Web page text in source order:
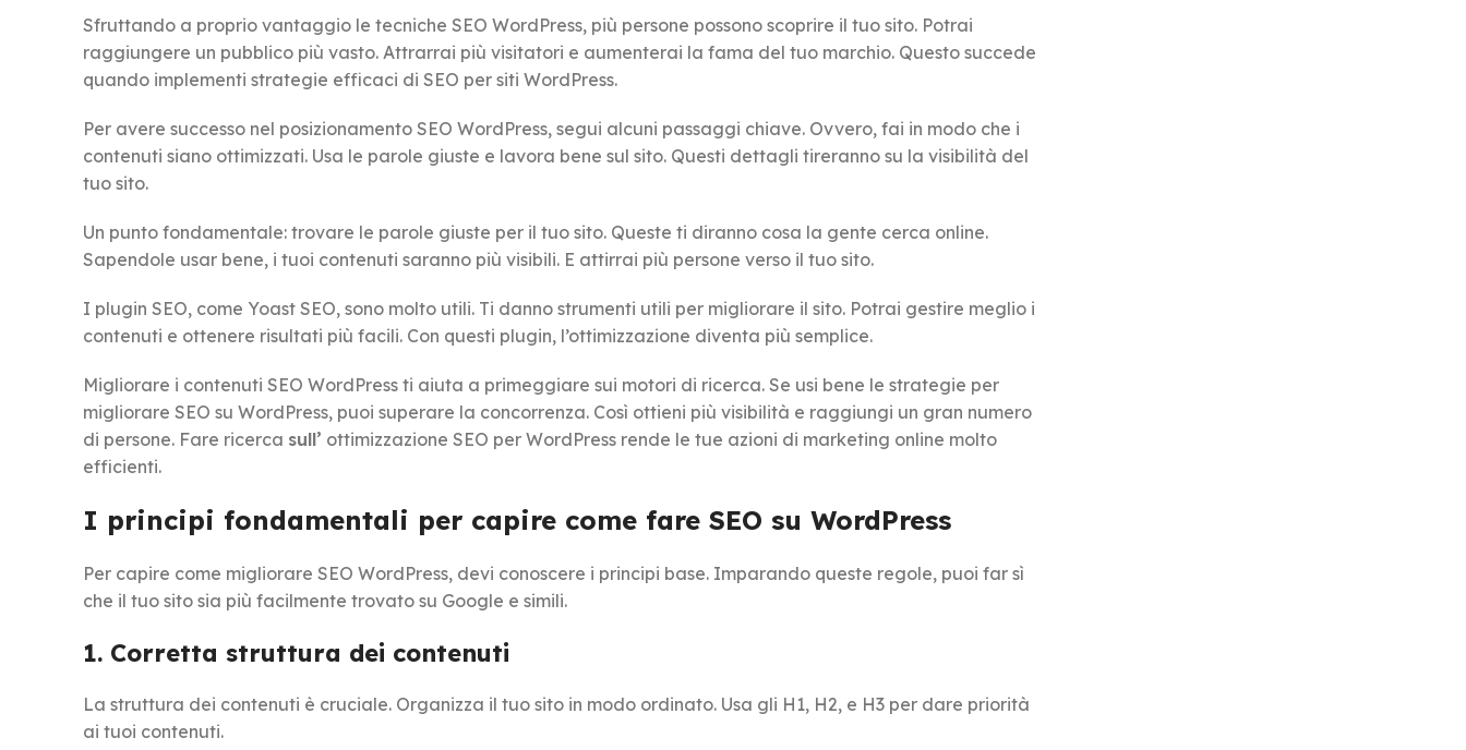
Sfruttando a proprio vantaggio le tecniche SEO WordPress, più persone possono scoprire il tuo sito. Potrai
raggiungere un pubblico più vasto. Attrarrai più visitatori e aumenterai la fama del tuo marchio. Questo succede
quando implementi strategie efficaci di SEO per siti WordPress.
Per avere successo nel posizionamento SEO WordPress, segui alcuni passaggi chiave. Ovvero, fai in modo che i
contenuti siano ottimizzati. Usa le parole giuste e lavora bene sul sito. Questi dettagli tireranno su la visibilità del
tuo sito.
Un punto fondamentale: trovare le parole giuste per il tuo sito. Queste ti diranno cosa la gente cerca online.
Sapendole usar bene, i tuoi contenuti saranno più visibili. E attirrai più persone verso il tuo sito.
I plugin SEO, come Yoast SEO, sono molto utili. Ti danno strumenti utili per migliorare il sito. Potrai gestire meglio i
contenuti e ottenere risultati più facili. Con questi plugin, l’ottimizzazione diventa più semplice.
Migliorare i contenuti SEO WordPress ti aiuta a primeggiare sui motori di ricerca. Se usi bene le strategie per
migliorare SEO su WordPress, puoi superare la concorrenza. Così ottieni più visibilità e raggiungi un gran numero
di persone. Fare ricerca sull’ ottimizzazione SEO per WordPress rende le tue azioni di marketing online molto
efficienti.
I principi fondamentali per capire come fare SEO su WordPress
Per capire come migliorare SEO WordPress, devi conoscere i principi base. Imparando queste regole, puoi far sì
che il tuo sito sia più facilmente trovato su Google e simili.
1. Corretta struttura dei contenuti
La struttura dei contenuti è cruciale. Organizza il tuo sito in modo ordinato. Usa gli H1, H2, e H3 per dare priorità
ai tuoi contenuti.